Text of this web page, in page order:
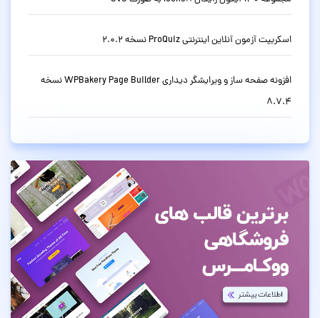
اسکریپت آزمون آنلاین اینترنتی ProQuiz نسخه 2.0.2
افزونه صفحه ساز و ویرایشگر دیداری WPBakery Page Builder نسخه
8.7.4